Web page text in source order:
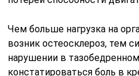
остеосклероза есть риск
тщательно контролировать
допуская их превышения.
неправильном лечении
быть велико.